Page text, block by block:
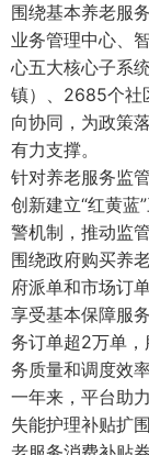
围绕基本养老服
业务管理中心、
心五大核心子系
镇）、2685个社
向协同，为政策
有力支撑。
针对养老服务监
创新建立“红黄蓝
警机制，推动监
围绕政府购买养
府派单和市场订
享受基本保障服
务订单超2万单
务质量和调度效
一年来，平台助
失能护理补贴扩